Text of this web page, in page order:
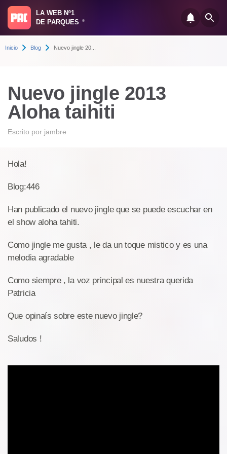
LA WEB Nº1
DE PARQUES
®
Inicio Blog Nuevo jingle 20...
Nuevo jingle 2013
Aloha taihiti
Escrito por jambre
Hola!
Blog:446
Han publicado el nuevo jingle que se puede escuchar en
el show aloha tahiti.
Como jingle me gusta , le da un toque mistico y es una
melodia agradable
Como siempre , la voz principal es nuestra querida
Patricia
Que opinaís sobre este nuevo jingle?
Saludos !